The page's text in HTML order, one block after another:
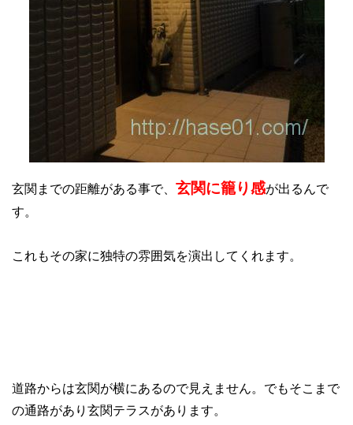
玄関までの距離がある事で、 玄関に籠り感が出るんで
す。
これもその家に独特の雰囲気を演出してくれます。
道路からは玄関が横にあるので見えません。でもそこまで
の通路があり玄関テラスがあります。